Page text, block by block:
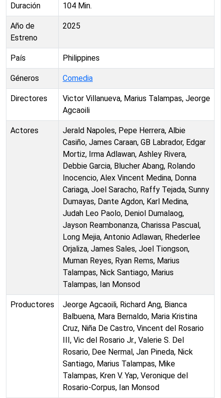
Duración 104 Min.
Año de
Estreno
2025
País Philippines
Géneros Comedia
Directores
Victor Villanueva, Marius Talampas, Jeorge
Agcaoili
Actores
Jerald Napoles, Pepe Herrera, Albie
Casiño, James Caraan, GB Labrador, Edgar
Mortiz, Irma Adlawan, Ashley Rivera,
Debbie Garcia, Blucher Abang, Rolando
Inocencio, Alex Vincent Medina, Donna
Cariaga, Joel Saracho, Raffy Tejada, Sunny
Dumayas, Dante Agdon, Karl Medina,
Judah Leo Paolo, Deniol Dumalaog,
Jayson Reambonanza, Charissa Pascual,
Long Mejia, Antonio Adlawan, Rhederlee
Orjaliza, James Sales, Joel Tiongson,
Muman Reyes, Ryan Rems, Marius
Talampas, Nick Santiago, Marius
Talampas, Ian Monsod
Productores
Jeorge Agcaoili, Richard Ang, Bianca
Balbuena, Mara Bernaldo, Maria Kristina
Cruz, Niña De Castro, Vincent del Rosario
III, Vic del Rosario Jr., Valerie S. Del
Rosario, Dee Nermal, Jan Pineda, Nick
Santiago, Marius Talampas, Mike
Talampas, Kren V. Yap, Veronique del
Rosario-Corpus, Ian Monsod